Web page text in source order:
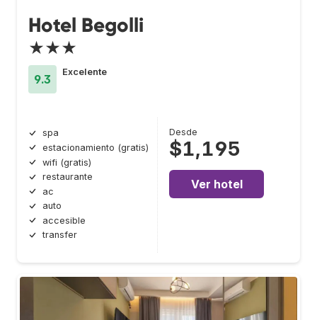
Hotel Begolli
★★★
9.3
Excelente
spa
estacionamiento (gratis)
wifi (gratis)
restaurante
ac
auto
accesible
transfer
Desde
$1,195
Ver hotel